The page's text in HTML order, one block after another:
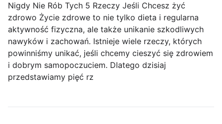
Nigdy Nie Rób Tych 5 Rzeczy Jeśli Chcesz żyć
zdrowo Życie zdrowe to nie tylko dieta i regularna
aktywność fizyczna, ale także unikanie szkodliwych
nawyków i zachowań. Istnieje wiele rzeczy, których
powinniśmy unikać, jeśli chcemy cieszyć się zdrowiem
i dobrym samopoczuciem. Dlatego dzisiaj
przedstawiamy pięć rz